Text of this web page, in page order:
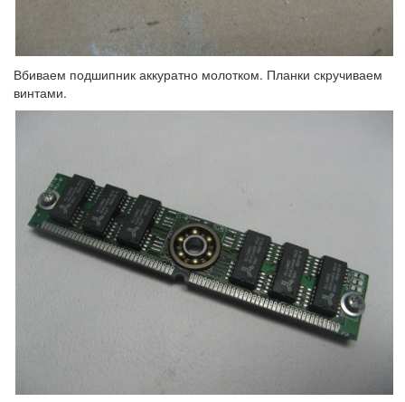
Вбиваем подшипник аккуратно молотком. Планки скручиваем
винтами.